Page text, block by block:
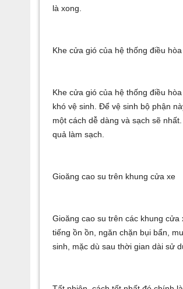
là xong.
Khe cửa gió của hệ thống điều hòa
Khe cửa gió của hệ thống điều
khó vệ sinh. Để vệ sinh bộ phận
một cách dễ dàng và sạch sẽ
quả làm sạch.
Gioăng cao su trên khung cửa xe
Gioăng cao su trên các khung
tiếng ồn ồn, ngăn chặn bụi bẩn,
sinh, mặc dù sau thời gian dài sử